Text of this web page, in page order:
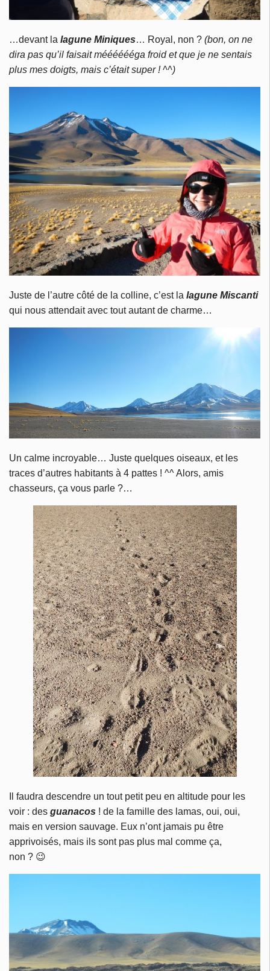
…devant la lagune Miniques… Royal, non ? (bon, on ne
dira pas qu’il faisait mééééééga froid et que je ne sentais
plus mes doigts, mais c’était super ! ^^)
Juste de l’autre côté de la colline, c’est la lagune Miscanti
qui nous attendait avec tout autant de charme…
Un calme incroyable… Juste quelques oiseaux, et les
traces d’autres habitants à 4 pattes ! ^^ Alors, amis
chasseurs, ça vous parle ?…
Il faudra descendre un tout petit peu en altitude pour les
voir : des guanacos ! de la famille des lamas, oui, oui,
mais en version sauvage. Eux n’ont jamais pu être
apprivoisés, mais ils sont pas plus mal comme ça,
non ? 😉